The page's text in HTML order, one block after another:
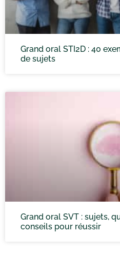
Grand oral STI2D : 40
de sujets
Grand oral SVT : sujets,
conseils pour réussir